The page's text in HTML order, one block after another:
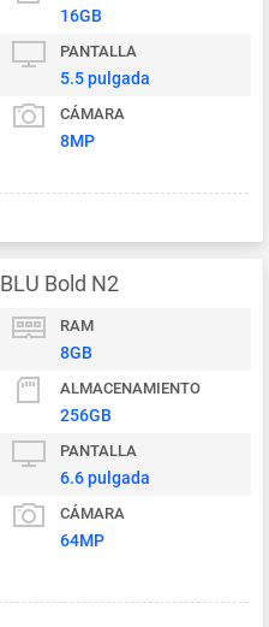
16GB
PANTALLA
5.5 pulgada
CÁMARA
8MP
BLU Bold N2
RAM
8GB
ALMACENAMIENTO
256GB
PANTALLA
6.6 pulgada
CÁMARA
64MP